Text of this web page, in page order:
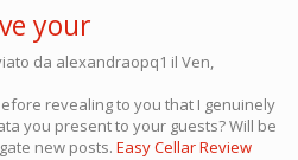
your
da alexandraopq1 il Ven,
revealing to you that I genuinely
you present to your guests? Will be
new posts. Easy Cellar Review